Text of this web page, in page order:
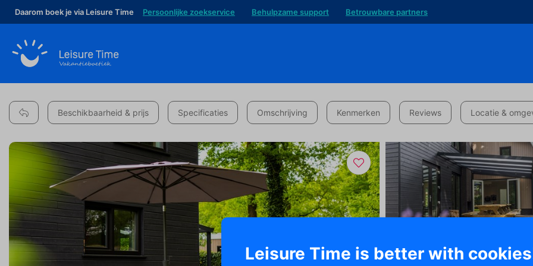
Daarom boek je via Leisure Time Persoonlijke zoekservice Behulpzame support Betrouwbare partners
Beschikbaarheid & prijs Specificaties Omschrijving Kenmerken Reviews Locatie &
Leisure Time is better with